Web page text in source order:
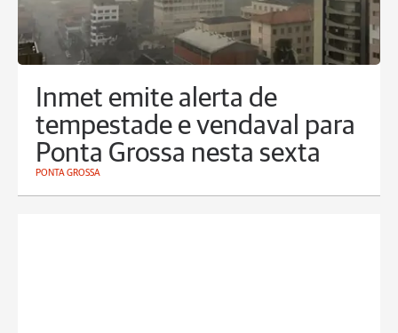
Inmet emite alerta de
tempestade e vendaval para
Ponta Grossa nesta sexta
PONTA GROSSA